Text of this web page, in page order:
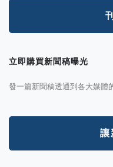
立即購買新聞稿曝光
發一篇新聞稿透通到各大媒體
讓